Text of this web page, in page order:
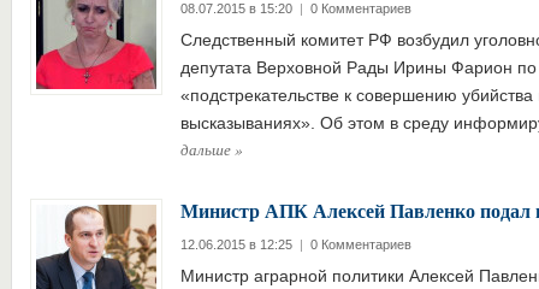
08.07.2015 в 15:20 | 0 Комментариев
Следственный комитет РФ возбудил
депутата Верховной Рады Ирины Фарион
«подстрекательстве к совершению убийства
высказываниях». Об этом в среду
дальше»
Министр АПК Алексей Павленко подал
12.06.2015 в 12:25 | 0 Комментариев
Министр аграрной политики Алексей